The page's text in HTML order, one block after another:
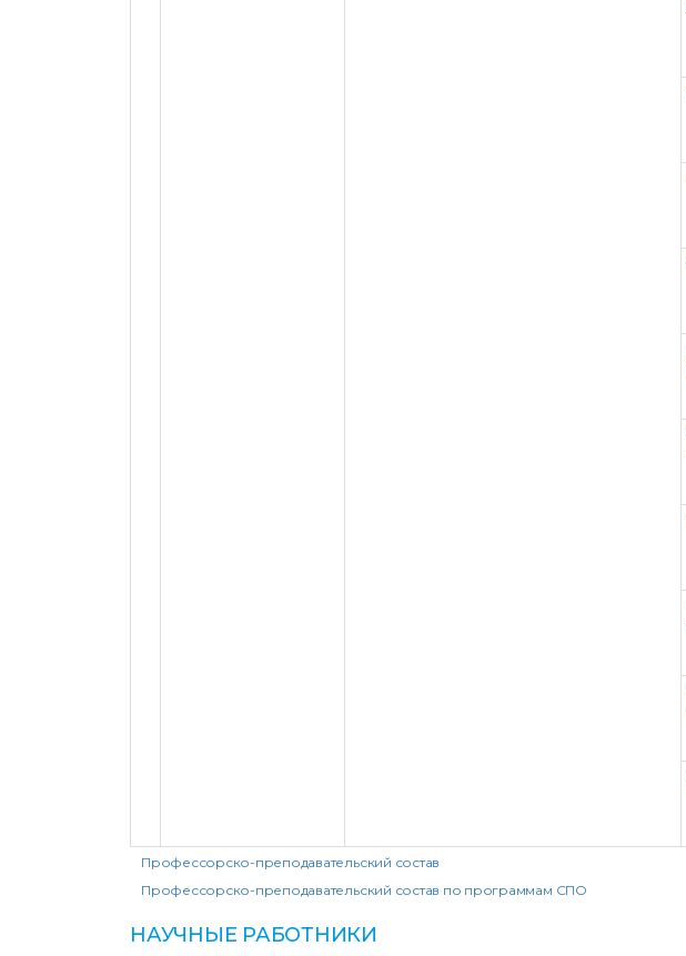
Профессорско-преподавательский состав
Профессорско-преподавательский состав по программам СПО
НАУЧНЫЕ РАБОТНИКИ